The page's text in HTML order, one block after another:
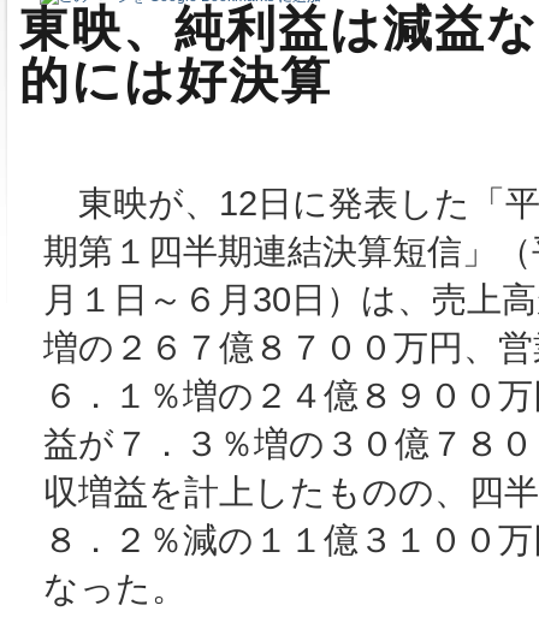
東映、純利益は減益
的には好決算
東映が、12日に発表した「
期第１四半期連結決算短信」
月１日～６月30日）は、売上
増の２６７億８７００万円、
６．１％増の２４億８９００
益が７．３％増の３０億７８
収増益を計上したものの、四
８．２％減の１１億３１００
なった。